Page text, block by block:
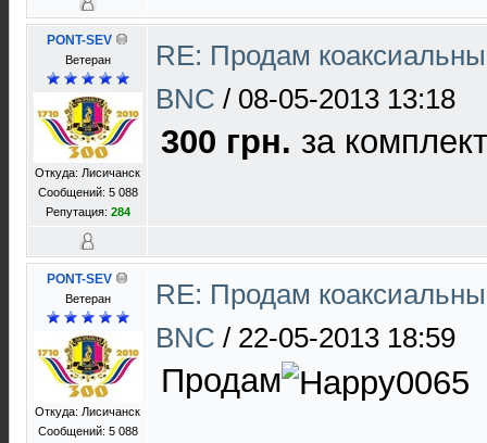
PONT-SEV
Ветеран
Откуда: Лисичанск
Сообщений: 5 088
Репутация: 284
RE: Продам
BNC / 08-05-2013 13:18
300 грн. за комплект
PONT-SEV
Ветеран
Откуда: Лисичанск
Сообщений: 5 088
RE: Продам
BNC / 22-05-2013 18:59
Продам